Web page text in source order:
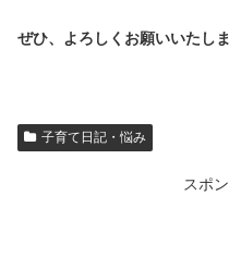
ぜひ、よろしくお願いいた
子育て日記・悩み
スポ